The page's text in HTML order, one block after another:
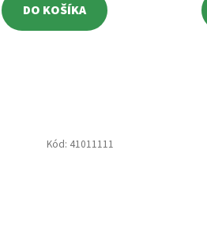
DO KOŠÍKA
Kód: 41011111